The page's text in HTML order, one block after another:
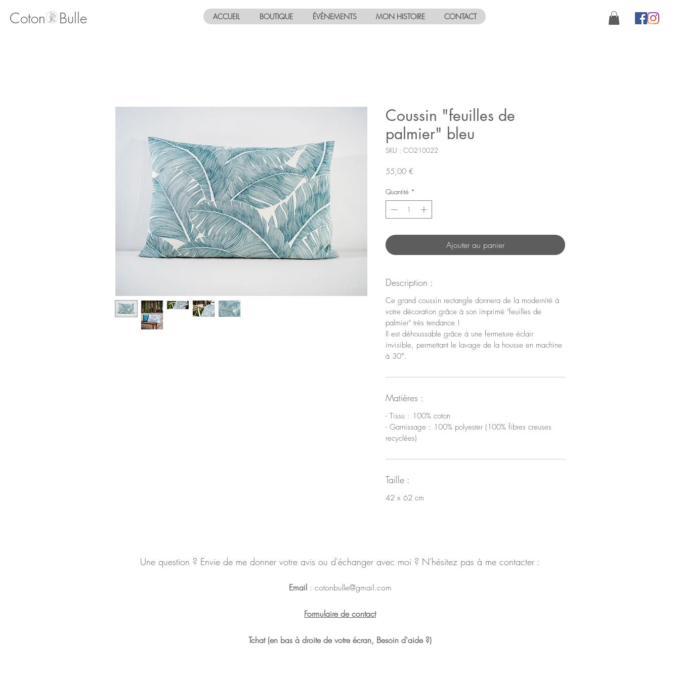
Coton Bulle ACCUEIL BOUTIQUE ÉVÈNEMENTS MON HISTOIRE CONTACT
Coussin "feuilles de
palmier" bleu
SKU : CO210022
55,00 €Prix
Quantité *
Ajouter au panier
Description :
Ce grand coussin rectangle donnera de la modernité à
votre décoration grâce à son imprimé "feuilles de
palmier" très tendance !
Il est déhoussable grâce à une fermeture éclair
invisible, permettant le lavage de la housse en machine
à 30°.
Matières :
- Tissu : 100% coton
- Garnissage : 100% polyester (100% fibres creuses
recyclées)
Taille :
42 x 62 cm
Une question ? Envie de me donner votre avis ou d'échanger avec moi ? N'hésitez pas à me contacter :
Email: cotonbulle@gmail.com
Formulaire de contact
Tchat (en bas à droite de votre écran, Besoin d'aide ?)